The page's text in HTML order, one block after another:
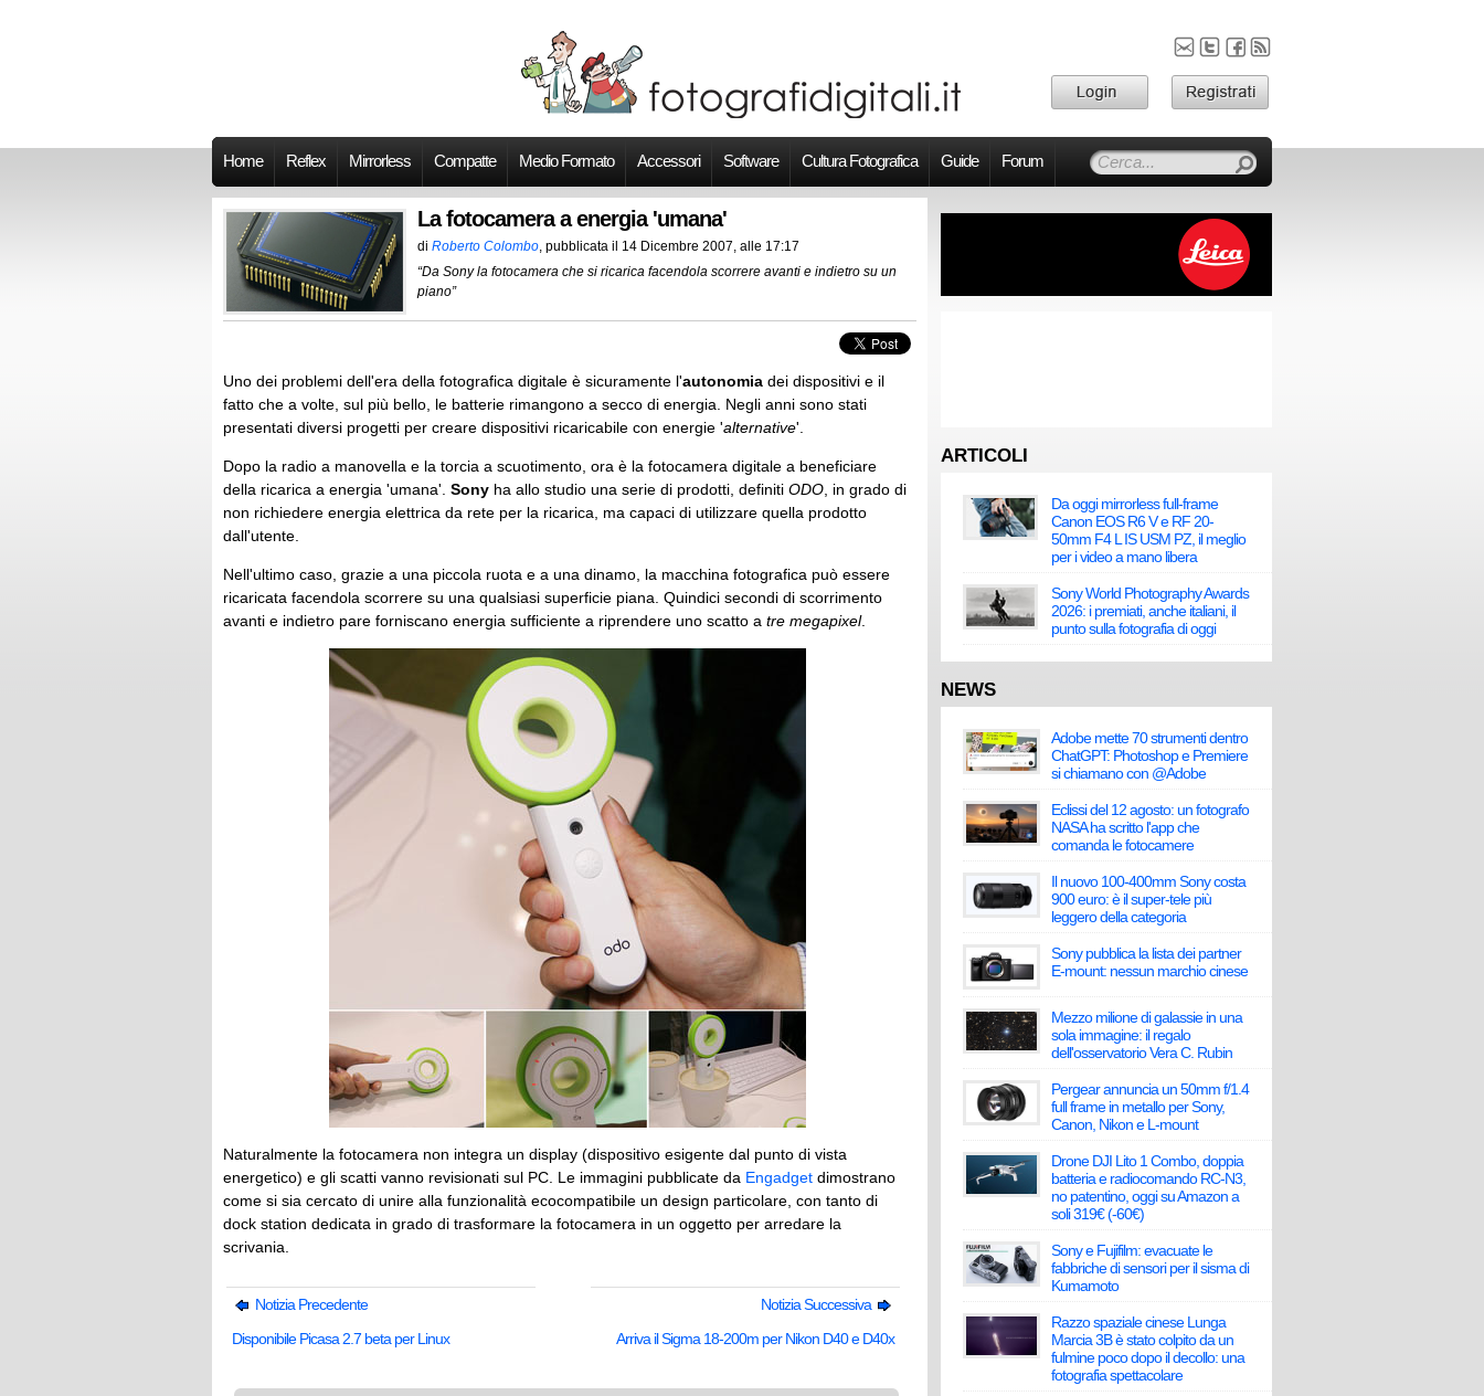
Home Reflex Mirrorless Compatte Medio Formato Accessori Software Cultura Fotografica Guide Forum
La fotocamera a energia 'umana'
di Roberto Colombo, pubblicata il 14 Dicembre 2007, alle 17:17
“Da Sony la fotocamera che si ricarica facendola scorrere avanti e indietro su un
piano”
Uno dei problemi dell'era della fotografica digitale è sicuramente l'autonomia dei dispositivi e il
fatto che a volte, sul più bello, le batterie rimangono a secco di energia. Negli anni sono stati
presentati diversi progetti per creare dispositivi ricaricabile con energie 'alternative'.
Dopo la radio a manovella e la torcia a scuotimento, ora è la fotocamera digitale a beneficiare
della ricarica a energia 'umana'. Sony ha allo studio una serie di prodotti, definiti ODO , in grado di
non richiedere energia elettrica da rete per la ricarica, ma capaci di utilizzare quella prodotto
dall'utente.
Nell'ultimo caso, grazie a una piccola ruota e a una dinamo, la macchina fotografica può essere
ricaricata facendola scorrere su una qualsiasi superficie piana. Quindici secondi di scorrimento
avanti e indietro pare forniscano energia sufficiente a riprendere uno scatto a tre megapixel.
Naturalmente la fotocamera non integra un display (dispositivo esigente dal punto di vista
energetico) e gli scatti vanno revisionati sul PC. Le immagini pubblicate da Engadget dimostrano
come si sia cercato di unire alla funzionalità ecocompatibile un design particolare, con tanto di
dock station dedicata in grado di trasformare la fotocamera in un oggetto per arredare la
scrivania.
Notizia Precedente
Disponibile Picasa 2.7 beta per Linux
Notizia Successiva
Arriva il Sigma 18-200m per Nikon D40 e D40x
ARTICOLI
Da oggi mirrorless full-frame
Canon EOS R6 V e RF 20-
50mm F4 L IS USM PZ, il meglio
per i video a mano libera
Sony World Photography Awards
2026: i premiati, anche italiani, il
punto sulla fotografia di oggi
NEWS
Adobe mette 70 strumenti dentro
ChatGPT: Photoshop e Premiere
si chiamano con @Adobe
Eclissi del 12 agosto: un fotografo
NASA ha scritto l'app che
comanda le fotocamere
Il nuovo 100-400mm Sony costa
900 euro: è il super-tele più
leggero della categoria
Sony pubblica la lista dei partner
E-mount: nessun marchio cinese
Mezzo milione di galassie in una
sola immagine: il regalo
dell'osservatorio Vera C. Rubin
Pergear annuncia un 50mm f/1.4
full frame in metallo per Sony,
Canon, Nikon e L-mount
Drone DJI Lito 1 Combo, doppia
batteria e radiocomando RC-N3,
no patentino, oggi su Amazon a
soli 319€ (-60€)
Sony e Fujifilm: evacuate le
fabbriche di sensori per il sisma di
Kumamoto
Razzo spaziale cinese Lunga
Marcia 3B è stato colpito da un
fulmine poco dopo il decollo: una
fotografia spettacolare